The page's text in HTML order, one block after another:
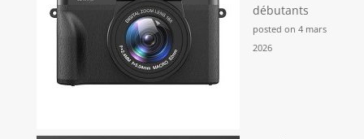
débutants
posted on 4 mars
2026